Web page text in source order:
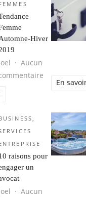
Hiver
Aucun
En
,
raisons pour
un
Aucun